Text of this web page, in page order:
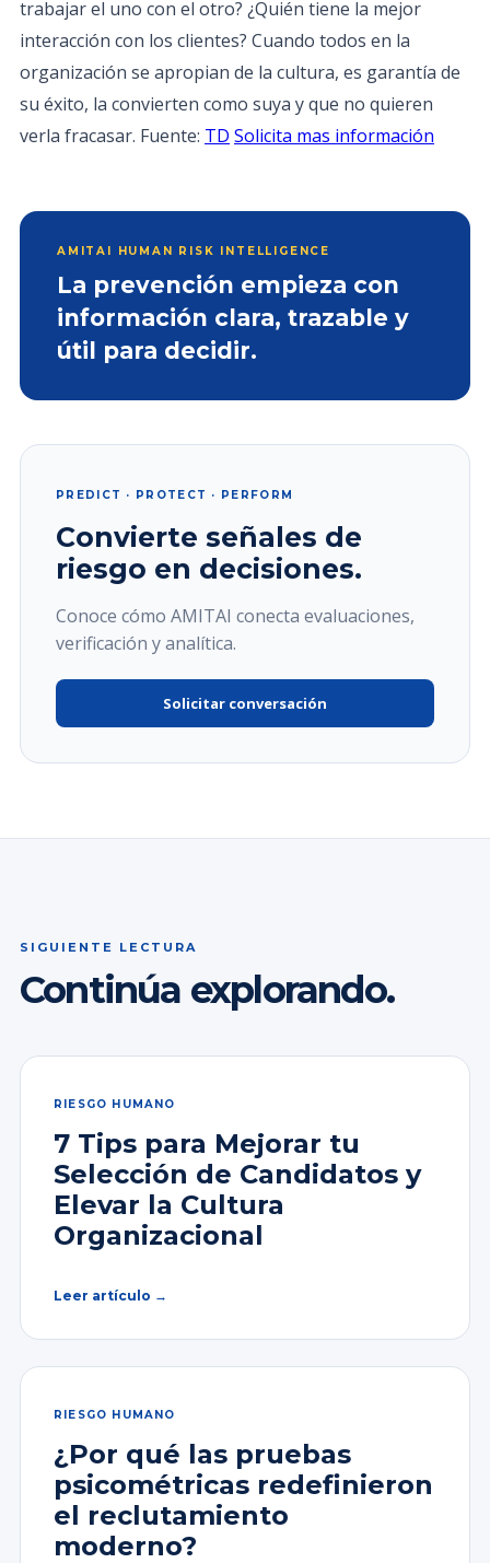
trabajar el uno con el otro? ¿Quién tiene la mejor
interacción con los clientes? Cuando todos en la
organización se apropian de la cultura, es garantía de
su éxito, la convierten como suya y que no quieren
verla fracasar. Fuente: TD Solicita mas información
AMITAI HUMAN RISK INTELLIGENCE
La prevención empieza con
información clara, trazable y
útil para decidir.
PREDICT · PROTECT · PERFORM
Convierte señales de
riesgo en decisiones.
Conoce cómo AMITAI conecta evaluaciones,
verificación y analítica.
Solicitar conversación
SIGUIENTE LECTURA
Continúa explorando.
RIESGO HUMANO
7 Tips para Mejorar tu
Selección de Candidatos y
Elevar la Cultura
Organizacional
Leer artículo →
RIESGO HUMANO
¿Por qué las pruebas
psicométricas redefinieron
el reclutamiento
moderno?